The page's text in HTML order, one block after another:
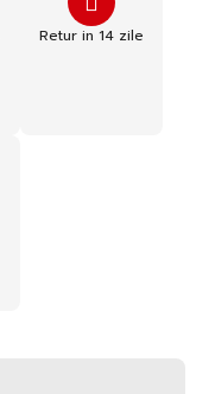
Retur in 14 zile